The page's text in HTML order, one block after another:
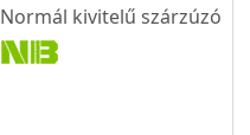
Normál kivitelű szárzúzó